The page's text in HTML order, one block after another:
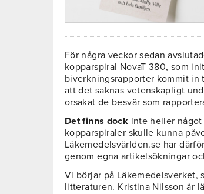
För några veckor sedan
kopparspiral NovaT 380, som
biverkningsrapporter kommit in
att det saknas vetenskapligt
orsakat de besvär som
Det finns dock inte heller
kopparspiraler skulle kunna
Läkemedelsvärlden.se har
genom egna artikelsökningar
Vi börjar på Läkemedelsverket,
litteraturen. Kristina Nilsson är